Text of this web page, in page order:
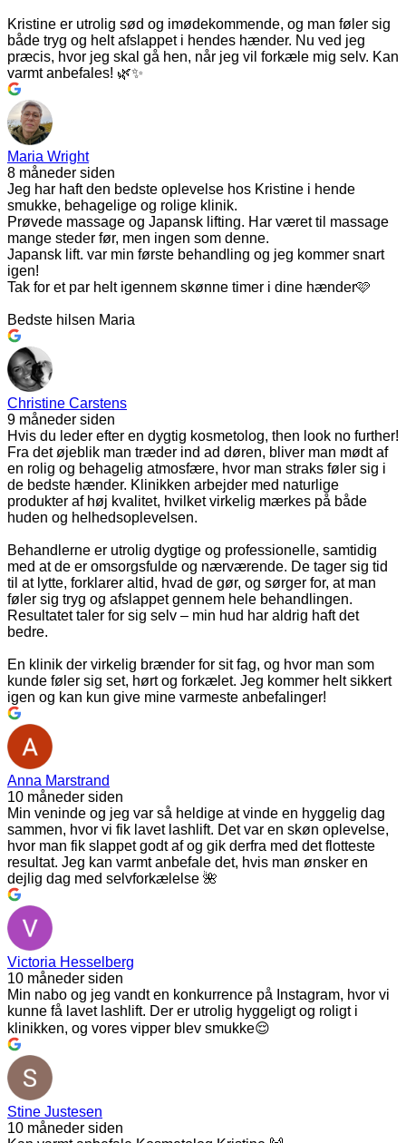
Kristine er utrolig sød og imødekommende, og man føler sig
både tryg og helt afslappet i hendes hænder. Nu ved jeg
præcis, hvor jeg skal gå hen, når jeg vil forkæle mig selv. Kan
varmt anbefales! 🌿✨
Maria Wright
8 måneder siden
Jeg har haft den bedste oplevelse hos Kristine i hende
smukke, behagelige og rolige klinik.
Prøvede massage og Japansk lifting. Har været til massage
mange steder før, men ingen som denne.
Japansk lift. var min første behandling og jeg kommer snart
igen!
Tak for et par helt igennem skønne timer i dine hænder🩷
Bedste hilsen Maria
Christine Carstens
9 måneder siden
Hvis du leder efter en dygtig kosmetolog, then look no further!
Fra det øjeblik man træder ind ad døren, bliver man mødt af
en rolig og behagelig atmosfære, hvor man straks føler sig i
de bedste hænder. Klinikken arbejder med naturlige
produkter af høj kvalitet, hvilket virkelig mærkes på både
huden og helhedsoplevelsen.
Behandlerne er utrolig dygtige og professionelle, samtidig
med at de er omsorgsfulde og nærværende. De tager sig tid
til at lytte, forklarer altid, hvad de gør, og sørger for, at man
føler sig tryg og afslappet gennem hele behandlingen.
Resultatet taler for sig selv – min hud har aldrig haft det
bedre.
En klinik der virkelig brænder for sit fag, og hvor man som
kunde føler sig set, hørt og forkælet. Jeg kommer helt sikkert
igen og kan kun give mine varmeste anbefalinger!
Anna Marstrand
10 måneder siden
Min veninde og jeg var så heldige at vinde en hyggelig dag
sammen, hvor vi fik lavet lashlift. Det var en skøn oplevelse,
hvor man fik slappet godt af og gik derfra med det flotteste
resultat. Jeg kan varmt anbefale det, hvis man ønsker en
dejlig dag med selvforkælelse 🌺
Victoria Hesselberg
10 måneder siden
Min nabo og jeg vandt en konkurrence på Instagram, hvor vi
kunne få lavet lashlift. Der er utrolig hyggeligt og roligt i
klinikken, og vores vipper blev smukke😌
Stine Justesen
10 måneder siden